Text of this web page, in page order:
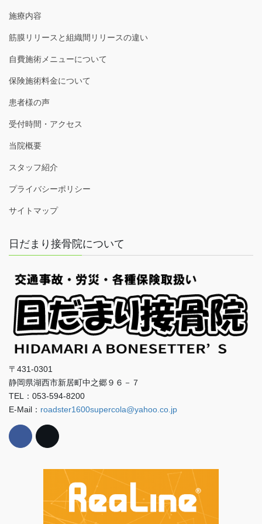
施療内容
筋膜リリースと組織間リリースの違い
自費施術メニューについて
保険施術料金について
患者様の声
受付時間・アクセス
当院概要
スタッフ紹介
プライバシーポリシー
サイトマップ
日だまり接骨院について
〒431-0301
静岡県湖西市新居町中之郷９６－７
TEL：053-594-8200
E-Mail： roadster1600supercola@yahoo.co.jp